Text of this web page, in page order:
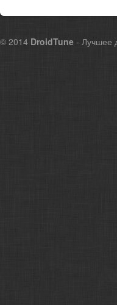
© 2014 DroidTune - Лучшее